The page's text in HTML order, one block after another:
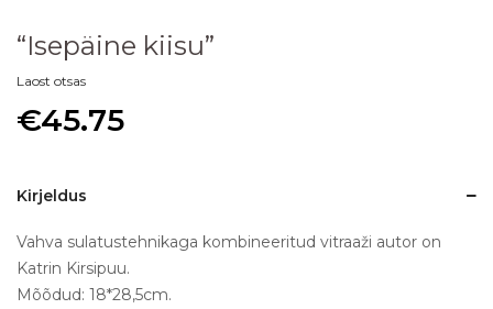
“Isepäine kiisu”
Laost otsas
€45.75
Kirjeldus
Vahva sulatustehnikaga kombineeritud vitraaži autor on
Katrin Kirsipuu.
Mõõdud: 18*28,5cm.